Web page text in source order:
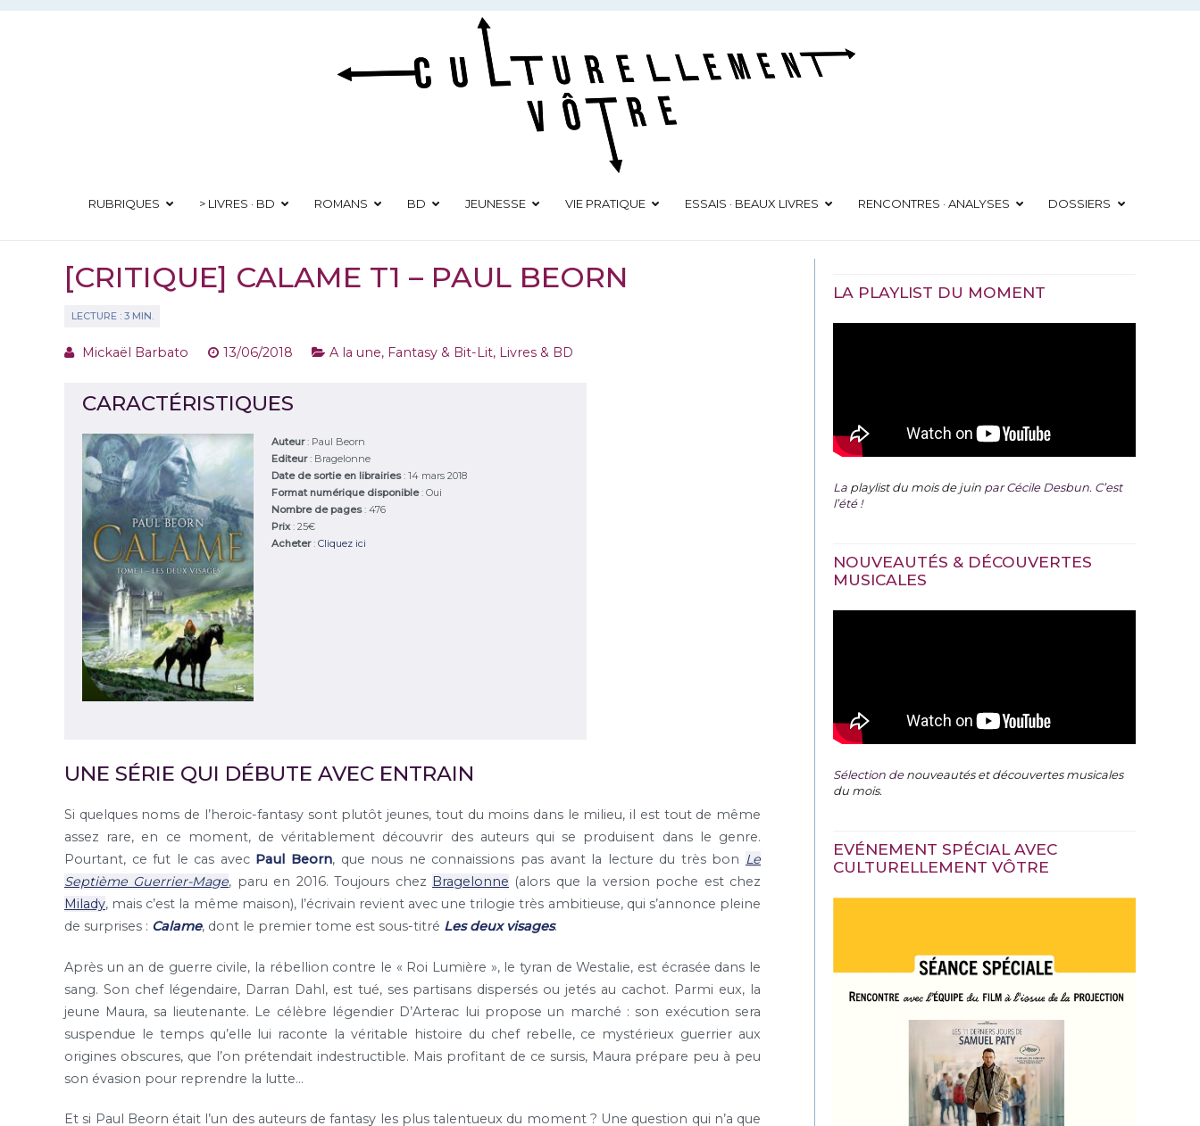
Aller
RUBRIQUES > LIVRES · BD ROMANS BD JEUNESSE VIE PRATIQUE ESSAIS · BEAUX LIVRES RENCONTRES · ANALYSES DOSSIERS
[CRITIQUE] CALAME T1 – PAUL BEORN
Mickaël Barbato 13/06/2018 A la une, Fantasy & Bit-Lit, Livres & BD
CARACTÉRISTIQUES
Auteur: Paul Beorn
Editeur: Bragelonne
Date de sortie en librairies: 14 mars 2018
Format numérique disponible: Oui
Nombre de pages: 476
Prix: 25€
Acheter:Cliquez ici
UNE SÉRIE QUI DÉBUTE AVEC ENTRAIN
Si quelques noms de l’heroic-fantasy sont plutôt jeunes, tout du moins dans le milieu, il est tout de même
assez rare, en ce moment, de véritablement découvrir des auteurs qui se produisent dans le genre.
Pourtant, ce fut le cas avec Paul Beorn, que nous ne connaissions pas avant la lecture du très bon Le
Septième Guerrier-Mage, paru en 2016. Toujours chez Bragelonne (alors que la version poche est chez
Milady, mais c’est la même maison), l’écrivain revient avec une trilogie très ambitieuse, qui s’annonce pleine
de surprises : Calame, dont le premier tome est sous-titré Les deux visages.
Après un an de guerre civile, la rébellion contre le « Roi Lumière », le tyran de Westalie, est écrasée dans le
sang. Son chef légendaire, Darran Dahl, est tué, ses partisans dispersés ou jetés au cachot. Parmi eux, la
jeune Maura, sa lieutenante. Le célèbre légendier D’Arterac lui propose un marché : son exécution sera
suspendue le temps qu’elle lui raconte la véritable histoire du chef rebelle, ce mystérieux guerrier aux
origines obscures, que l’on prétendait indestructible. Mais profitant de ce sursis, Maura prépare peu à peu
son évasion pour reprendre la lutte…
Et si Paul Beorn était l’un des auteurs de fantasy les plus talentueux du moment ? Une question qui n’a que
LA PLAYLIST DU MOMENT
La playlist du mois de juin par Cécile Desbun. C’est
l’été !
NOUVEAUTÉS & DÉCOUVERTES
MUSICALES
Sélection denouveautés et découvertes musicales
du mois.
EVÉNEMENT SPÉCIAL AVEC
CULTURELLEMENT VÔTRE